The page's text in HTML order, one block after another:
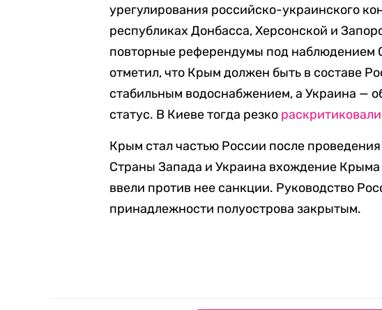
урегулирования российско-украинского
республиках Донбасса, Херсонской и
повторные референдумы под наблюдением
отметил, что Крым должен быть в составе
стабильным водоснабжением, а Украина —
статус. В Киеве тогда резко раскритиковали
Крым стал частью России после
Страны Запада и Украина вхождение Крыма
ввели против нее санкции. Руководство
принадлежности полуострова закрытым.